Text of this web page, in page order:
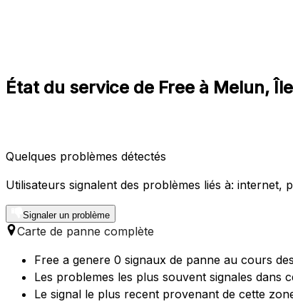
État du service de Free à Melun,
Quelques problèmes détectés
Utilisateurs signalent des problèmes liés à: internet,
Signaler un problème
Carte de panne complète
Free a genere 0 signaux de panne au cours
Les problemes les plus souvent signales dans
Le signal le plus recent provenant de cette